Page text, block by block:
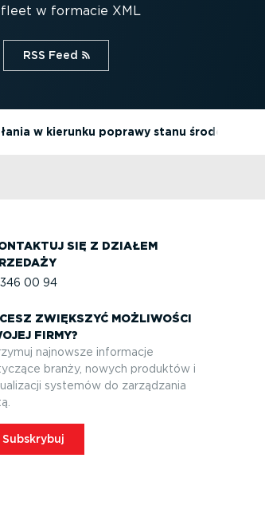
w formacie XML
RSS Feed⁠
w kierunku poprawy stanu środowiska
SIĘ Z DZIAŁEM
00 94
ZWIĘKSZYĆ MOŻLIWOŚCI
FIRMY?
najnowsze informacje
branży, nowych produktów i
systemów do zarządzania
Subskrybuj